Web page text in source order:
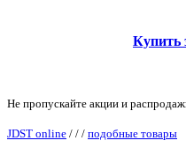
Купить
Не пропускайте акции и
JDST online / / / подобные товары